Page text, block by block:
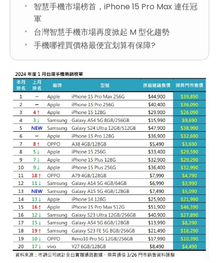
智慧手機市場榜首，iPhone 15 Pro Max 連任冠
軍
台灣智慧手機市場再度掀起 M 型化趨勢
手機哪裡買價格最便宜划算有保障?